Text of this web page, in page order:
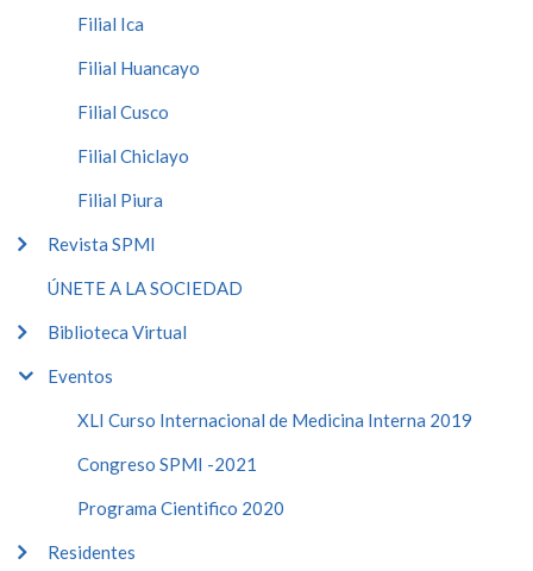
Filial Ica
Filial Huancayo
Filial Cusco
Filial Chiclayo
Filial Piura
Revista SPMI
ÚNETE A LA SOCIEDAD
Biblioteca Virtual
Eventos
XLI Curso Internacional de Medicina Interna 2019
Congreso SPMI -2021
Programa Cientifico 2020
Residentes